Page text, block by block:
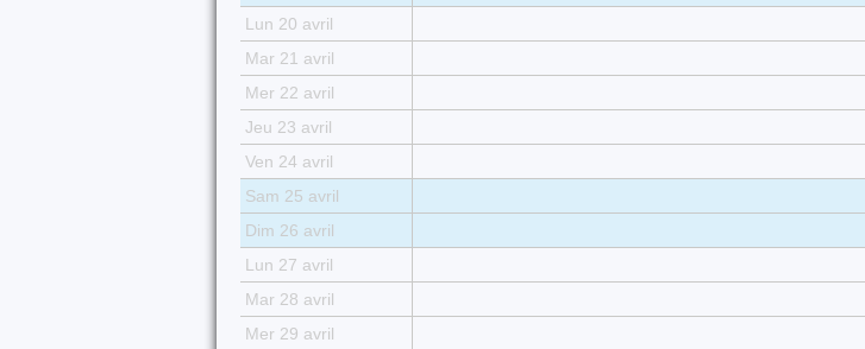
Lun 20 avril
Mar 21 avril
Mer 22 avril
Jeu 23 avril
Ven 24 avril
Sam 25 avril
Dim 26 avril
Lun 27 avril
Mar 28 avril
Mer 29 avril